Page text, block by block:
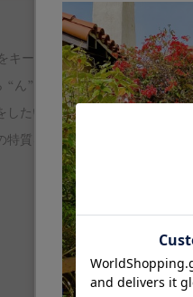
ーワードに、デザインから
“ん” までを指すA to N。生産
たいという思いが込められて
質を徹底研究した上でのデザ